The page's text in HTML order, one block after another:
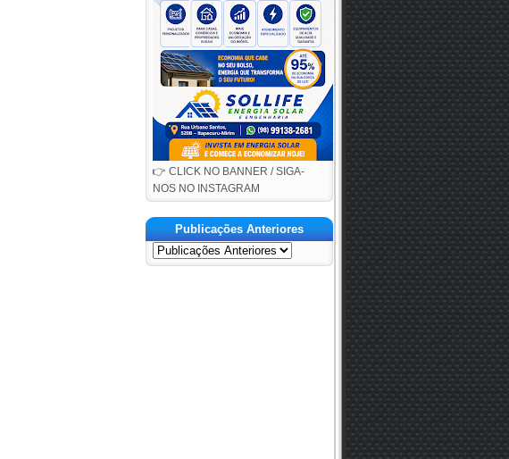
👉 CLICK NO BANNER / SIGA-
NOS NO INSTAGRAM
Publicações Anteriores